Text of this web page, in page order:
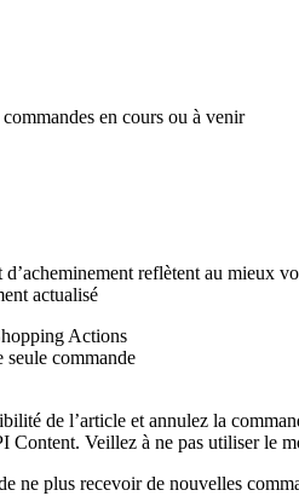
en cours ou à venir
reflètent au mieux
actualisé
Actions
commande
de l’article et annulez la
Veillez à ne pas utiliser le
ne plus recevoir de nouvelles